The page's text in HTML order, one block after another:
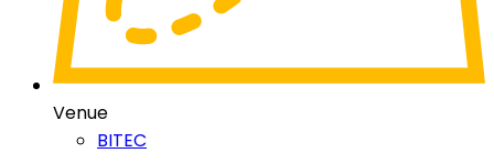
Venue
BITEC